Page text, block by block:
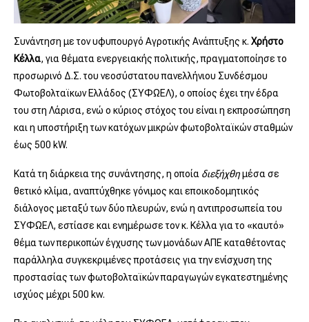
Συνάντηση με τον υφυπουργό Αγροτικής Ανάπτυξης κ. Χρήστο
Κέλλα, για θέματα ενεργειακής πολιτικής, πραγματοποίησε το
προσωρινό Δ.Σ. του νεοσύστατου πανελλήνιου Συνδέσμου
Φωτοβολταϊκων Ελλάδος (ΣΥΦΩΕΛ), ο οποίος έχει την έδρα
του στη Λάρισα, ενώ ο κύριος στόχος του είναι η εκπροσώπηση
και η υποστήριξη των κατόχων μικρών φωτοβολταϊκών σταθμών
έως 500 kW.
Κατά τη διάρκεια της συνάντησης, η οποία διεξήχθημέσα σε
θετικό κλίμα, αναπτύχθηκε γόνιμος και εποικοδομητικός
διάλογος μεταξύ των δύο πλευρών, ενώ η αντιπροσωπεία του
ΣΥΦΩΕΛ, εστίασε και ενημέρωσε τον κ. Κέλλα για το «καυτό»
θέμα των περικοπών έγχυσης των μονάδων ΑΠΕ καταθέτοντας
παράλληλα συγκεκριμένες προτάσεις για την ενίσχυση της
προστασίας των φωτοβολταϊκών παραγωγών εγκατεστημένης
ισχύος μέχρι 500 kw.